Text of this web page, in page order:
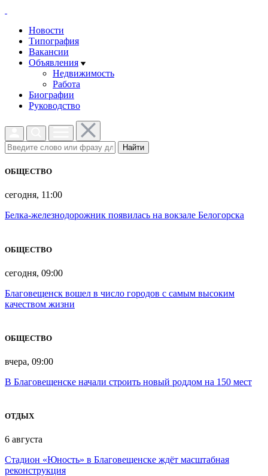
Новости
Типография
Вакансии
Объявления
Недвижимость
Работа
Биографии
Руководство
Найти
ОБЩЕСТВО
сегодня, 11:00
Белка-железнодорожник появилась на вокзале Белогорска
ОБЩЕСТВО
сегодня, 09:00
Благовещенск вошел в число городов с самым высоким
качеством жизни
ОБЩЕСТВО
вчера, 09:00
В Благовещенске начали строить новый роддом на 150 мест
ОТДЫХ
6 августа
Стадион «Юность» в Благовещенске ждёт масштабная
реконструкция